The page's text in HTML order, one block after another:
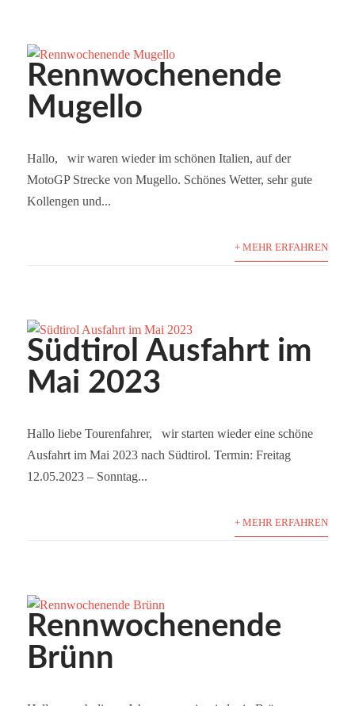
Rennwochenende
Mugello
Hallo, wir waren wieder im schönen Italien, auf der
MotoGP Strecke von Mugello. Schönes Wetter, sehr gute
Kollengen und...
+ MEHR ERFAHREN
Südtirol Ausfahrt im
Mai 2023
Hallo liebe Tourenfahrer, wir starten wieder eine schöne
Ausfahrt im Mai 2023 nach Südtirol. Termin: Freitag
12.05.2023 – Sonntag...
+ MEHR ERFAHREN
Rennwochenende
Brünn